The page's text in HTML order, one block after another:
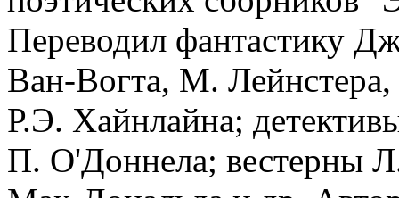
Переводил фантастику
Ван-Вогта, М.
Р.Э. Хайнлайна;
П. О'Доннела; вестерны